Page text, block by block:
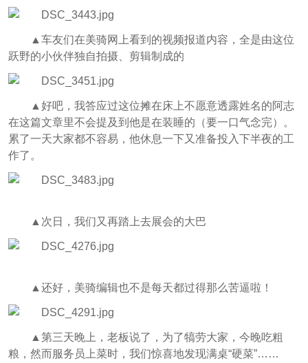
▲车友们在美骑网上看到的视频报道内容，全是由这位
跃野的小伙伴独自拍摄、剪辑制成的
▲好吧，我答应过这位摊在床上不愿意透露姓名的阿志
在这篇文章里不会提及到他是在装睡的 （要一口气念完）
。
累了一天大家都不容易，他休息一下又准备投入下半夜的工
作了。
▲次日，我们又再踏上去展会的大巴
▲还好，美骑编辑也不是每天都过得那么苦逼啦！
▲第三天晚上，老板说了，为了犒劳大家，今晚吃粗
粮，然而服务员上菜时，我们惊喜地发现满桌“硬菜”……